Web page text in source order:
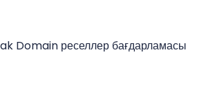
Domain реселлер бағдарламасы